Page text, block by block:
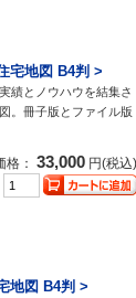
宅地図 B4判 >
績とノウハウを結集さ
。冊子版とファイル版
格： 33,000 円(税込)
地図 B4判 >